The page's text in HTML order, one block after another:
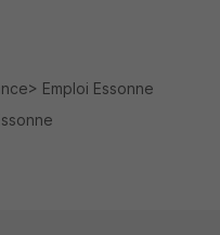
Emploi Essonne